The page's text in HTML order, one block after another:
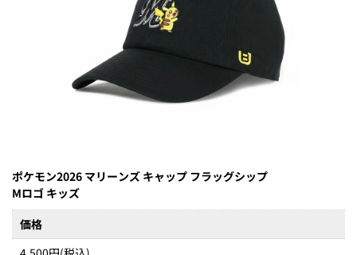
ポケモン2026 マリーンズ キャップ フラッグシップ
Mロゴ キッズ
価格